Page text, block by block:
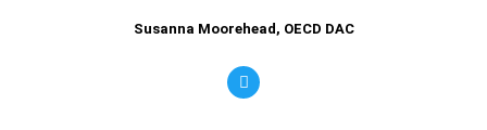
Susanna Moorehead, OECD DAC